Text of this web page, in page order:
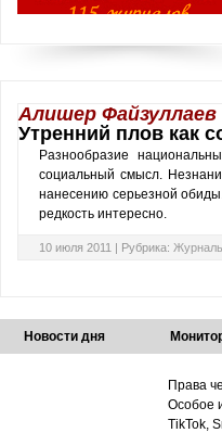
Алишер Файзуллаев
Утренний плов как
Разнообразие
социальный смысл.
нанесению серьезной
редкость интересно.
10 июля 2011 | Рубрика:
Новости дня
Права
Особое
TikTok,